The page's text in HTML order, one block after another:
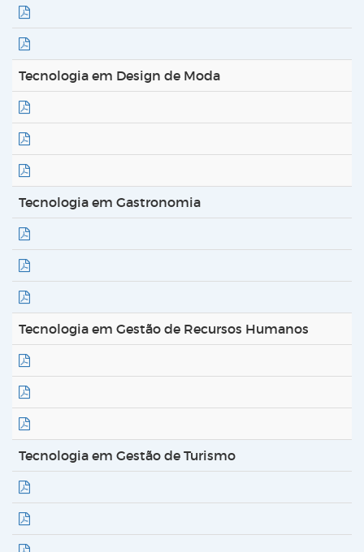
Tecnologia em Design de Moda
Tecnologia em Gastronomia
Tecnologia em Gestão de Recursos Humanos
Tecnologia em Gestão de Turismo